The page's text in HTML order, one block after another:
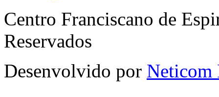
Centro Franciscano de
Reservados
Desenvolvido por Neticom